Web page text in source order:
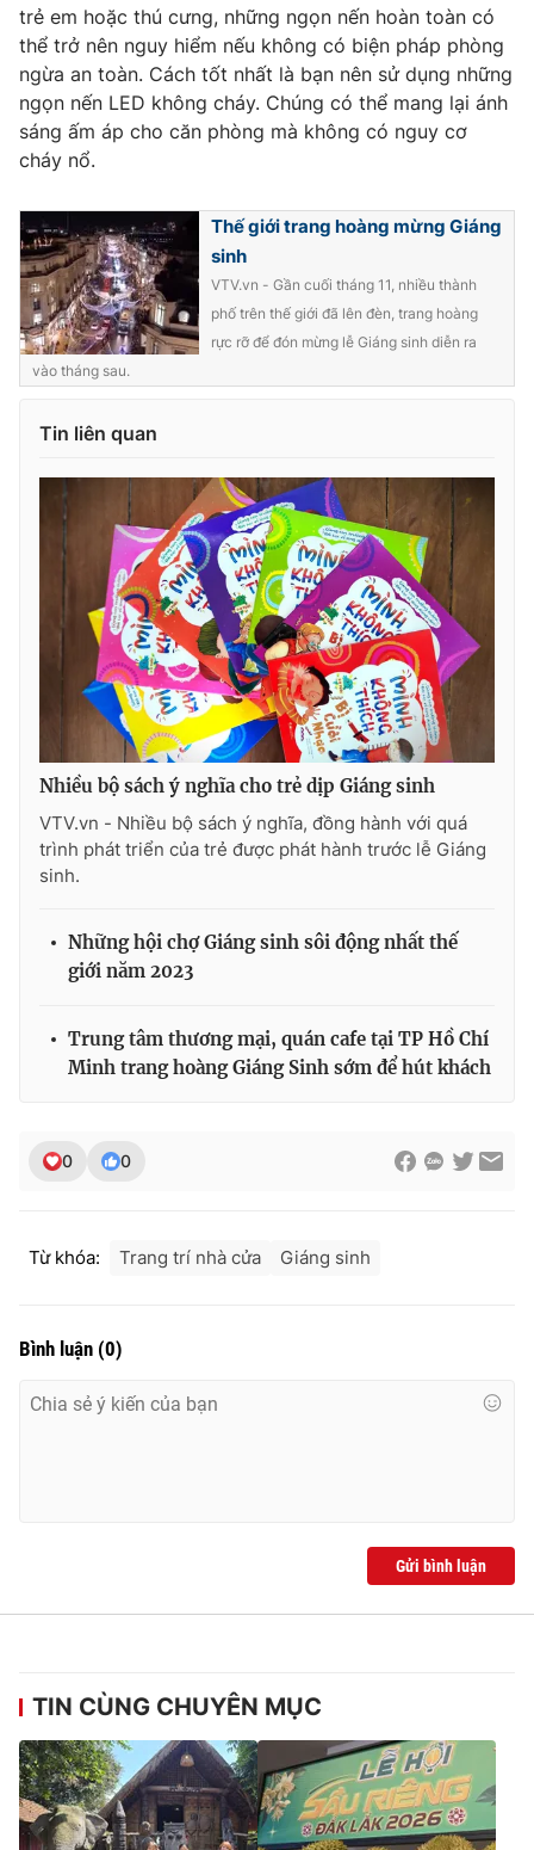
trẻ em hoặc thú cưng, những ngọn nến hoàn toàn có
thể trở nên nguy hiểm nếu không có biện pháp phòng
ngừa an toàn. Cách tốt nhất là bạn nên sử dụng những
ngọn nến LED không cháy. Chúng có thể mang lại ánh
sáng ấm áp cho căn phòng mà không có nguy cơ
cháy nổ.
Thế giới trang hoàng mừng Giáng
sinh
VTV.vn - Gần cuối tháng 11, nhiều thành
phố trên thế giới đã lên đèn, trang hoàng
rực rỡ để đón mừng lễ Giáng sinh diễn ra
vào tháng sau.
Tin liên quan
Nhiều bộ sách ý nghĩa cho trẻ dịp Giáng sinh
VTV.vn - Nhiều bộ sách ý nghĩa, đồng hành với quá
trình phát triển của trẻ được phát hành trước lễ Giáng
sinh.
Những hội chợ Giáng sinh sôi động nhất thế
giới năm 2023
Trung tâm thương mại, quán cafe tại TP Hồ Chí
Minh trang hoàng Giáng Sinh sớm để hút khách
0 0
Từ khóa: Trang trí nhà cửa Giáng sinh
Bình luận (0)
Gửi bình luận
TIN CÙNG CHUYÊN MỤC